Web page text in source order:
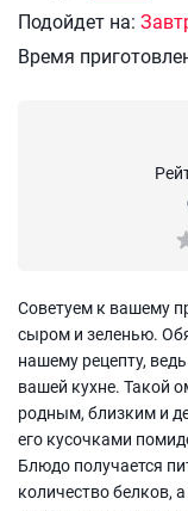
Подойдет на:
Время
Советуем к вашему
сыром и зеленью.
нашему рецепту,
вашей кухне. Такой
родным, близким и
его кусочками
Блюдо получается
количество белков,